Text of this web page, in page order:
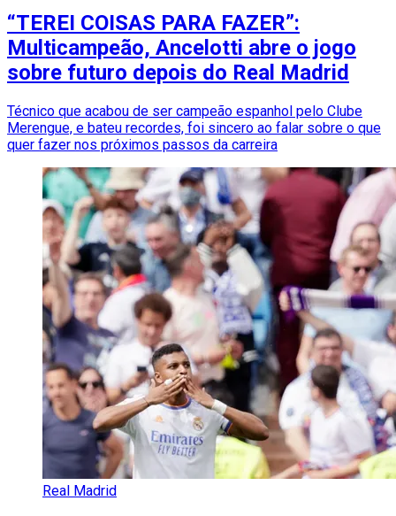
“TEREI COISAS PARA FAZER”:
Multicampeão, Ancelotti abre o jogo
sobre futuro depois do Real Madrid
Técnico que acabou de ser campeão espanhol pelo Clube
Merengue, e bateu recordes, foi sincero ao falar sobre o que
quer fazer nos próximos passos da carreira
Real Madrid